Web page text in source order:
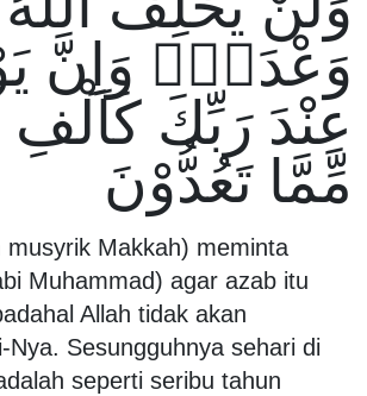
وَعْدَهٗۗ وَاِنَّ
عِنْدَ رَبِّكَ
مِّمَّا تَعُدُّوْنَ
musyrik Makkah) meminta
Muhammad) agar azab itu
Allah tidak akan
Nya. Sesungguhnya sehari di
seperti seribu tahun